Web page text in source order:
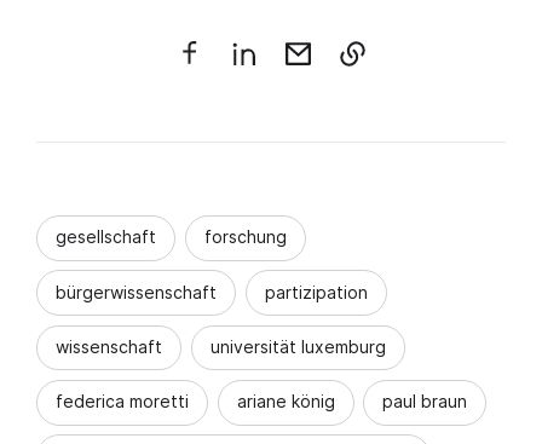
gesellschaft forschung
bürgerwissenschaft partizipation
wissenschaft universität luxemburg
federica moretti ariane könig paul braun